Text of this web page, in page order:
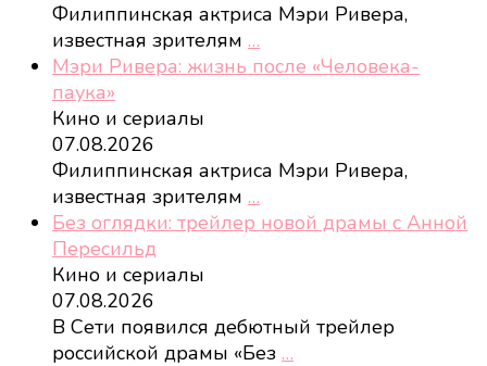
Филиппинская актриса Мэри Ривера,
известная зрителям …
Мэри Ривера: жизнь после «Человека-
паука»
Кино и сериалы
07.08.2026
Филиппинская актриса Мэри Ривера,
известная зрителям …
Без оглядки: трейлер новой драмы с Анной
Пересильд
Кино и сериалы
07.08.2026
В Сети появился дебютный трейлер
российской драмы «Без …